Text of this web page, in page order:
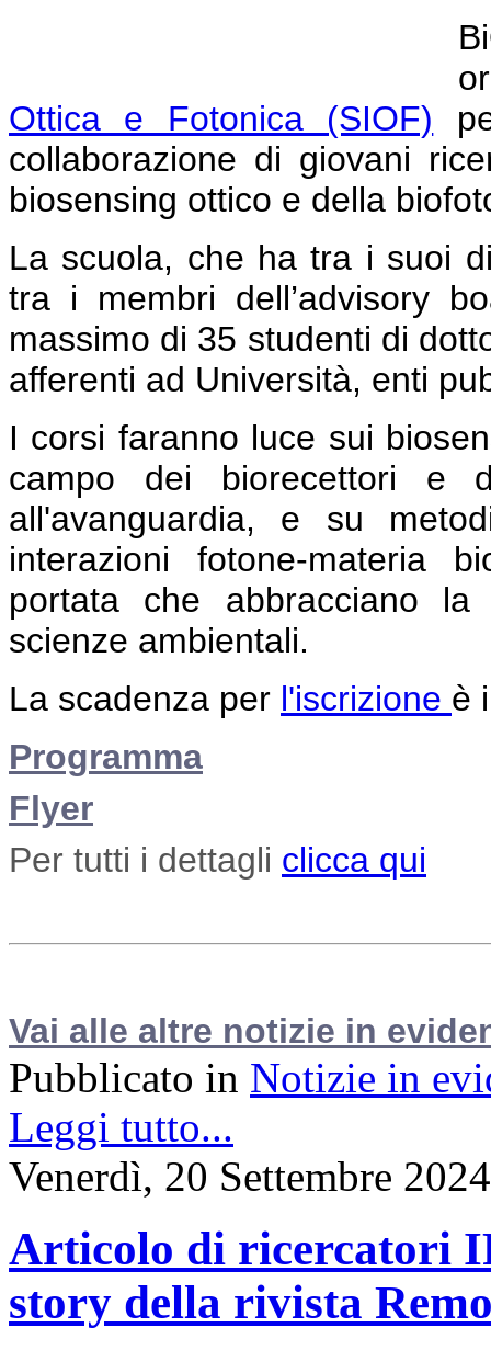
Ottica e Fotonica (SIOF)
collaborazione di giovani
biosensing ottico e della
La scuola, che ha tra i suoi
tra i membri dell’advisory
massimo di 35 studenti di
afferenti ad Università, enti
I corsi faranno luce sui
campo dei biorecettori e
all'avanguardia, e su
interazioni fotone-materia
portata che abbracciano la
scienze ambientali.
La scadenza per l'iscrizione è
Programma
Flyer
Per tutti i dettagli clicca qui
Vai alle altre notizie in
Pubblicato in Notizie in
Leggi tutto...
Venerdì, 20 Settembre
Articolo di ricercatori
story della rivista